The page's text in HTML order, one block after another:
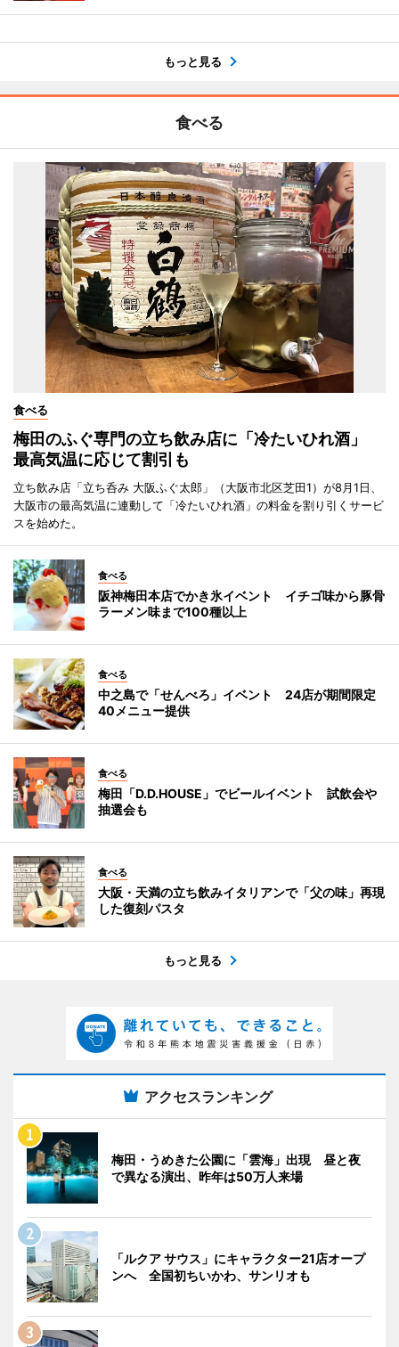
もっと見る
食べる
食べる
梅田のふぐ専門の立ち飲み店に「冷たいひれ酒」
最高気温に応じて割引も
立ち飲み店「立ち呑み 大阪ふぐ太郎」（大阪市北区芝田1）が8月1日、
大阪市の最高気温に連動して「冷たいひれ酒」の料金を割り引くサービ
スを始めた。
食べる
阪神梅田本店でかき氷イベント イチゴ味から豚骨
ラーメン味まで100種以上
食べる
中之島で「せんべろ」イベント 24店が期間限定
40メニュー提供
食べる
梅田「D.D.HOUSE」でビールイベント 試飲会や
抽選会も
食べる
大阪・天満の立ち飲みイタリアンで「父の味」再現
した復刻パスタ
もっと見る
アクセスランキング
梅田・うめきた公園に「雲海」出現 昼と夜
で異なる演出、昨年は50万人来場
「ルクア サウス」にキャラクター21店オープ
ンへ 全国初ちいかわ、サンリオも